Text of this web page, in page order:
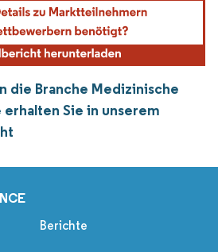
die Branche Medizinische
Sie in unserem
Berichte